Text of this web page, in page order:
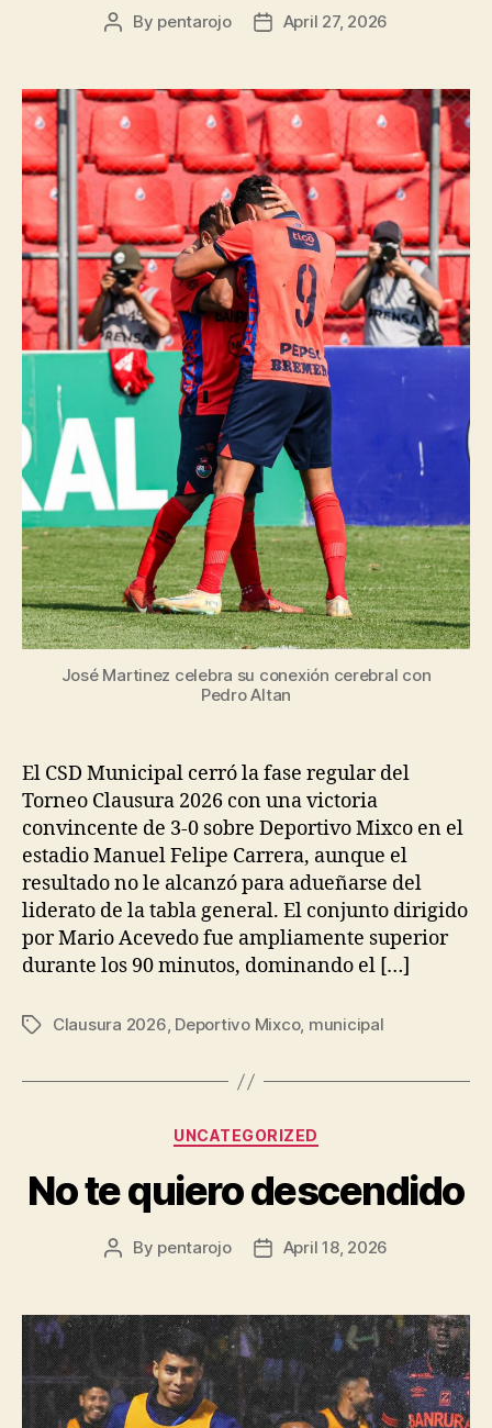
Post
By pentarojo
PostApril 27, 2026
José Martinez celebra su conexión cerebral con
Pedro Altan
El CSD Municipal cerró la fase regular del
Torneo Clausura 2026 con una victoria
convincente de 3-0 sobre Deportivo Mixco en el
estadio Manuel Felipe Carrera, aunque el
resultado no le alcanzó para adueñarse del
liderato de la tabla general. El conjunto dirigido
por Mario Acevedo fue ampliamente superior
durante los 90 minutos, dominando el […]
TagsClausura 2026, Deportivo Mixco, municipal
Categories
UNCATEGORIZED
No te quiero descendido
Post
By pentarojo
PostApril 18, 2026